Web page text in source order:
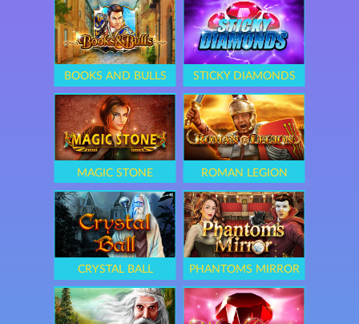
BOOKS AND BULLS STICKY DIAMONDS
MAGIC STONE ROMAN LEGION
CRYSTAL BALL PHANTOMS MIRROR